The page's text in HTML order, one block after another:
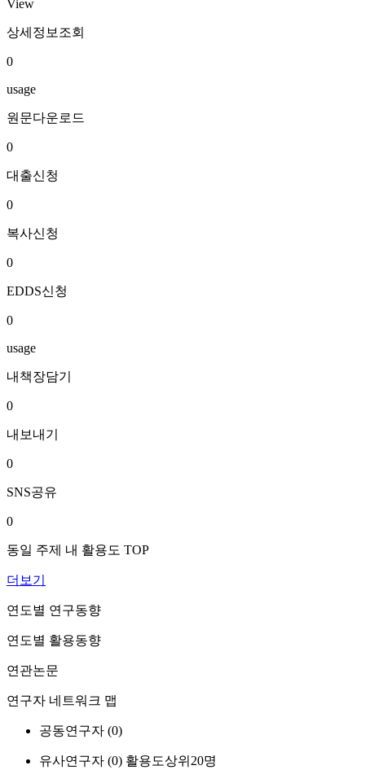
View
상세정보조회
0
usage
원문다운로드
0
대출신청
0
복사신청
0
EDDS신청
0
usage
내책장담기
0
내보내기
0
SNS공유
0
동일 주제 내 활용도 TOP
더보기
연도별 연구동향
연도별 활용동향
연관논문
연구자 네트워크 맵
공동연구자 (0)
유사연구자 (0) 활용도상위20명